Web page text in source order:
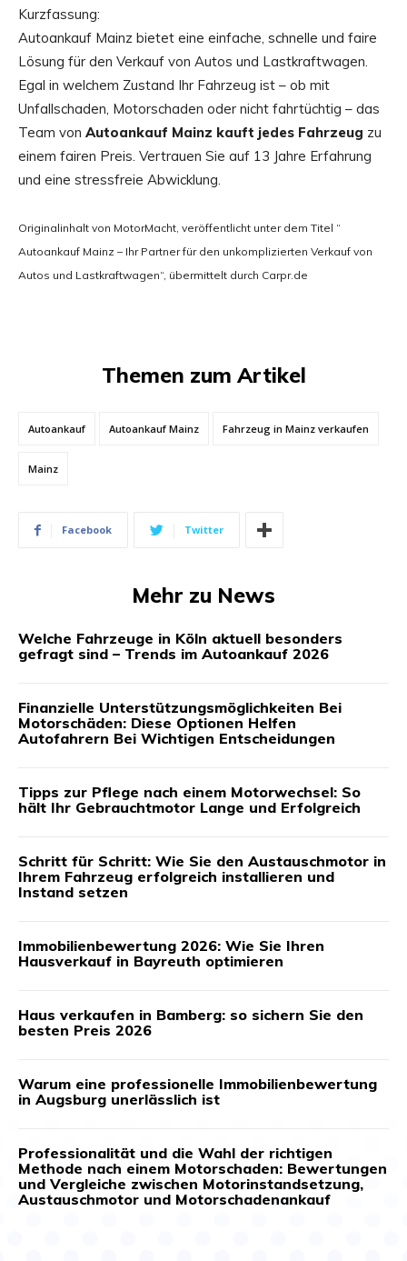
Kurzfassung:
Autoankauf Mainz bietet eine einfache, schnelle und faire
Lösung für den Verkauf von Autos und Lastkraftwagen.
Egal in welchem Zustand Ihr Fahrzeug ist – ob mit
Unfallschaden, Motorschaden oder nicht fahrtüchtig – das
Team von Autoankauf Mainz kauft jedes Fahrzeug zu
einem fairen Preis. Vertrauen Sie auf 13 Jahre Erfahrung
und eine stressfreie Abwicklung.
Originalinhalt von MotorMacht, veröffentlicht unter dem Titel “
Autoankauf Mainz – Ihr Partner für den unkomplizierten Verkauf von
Autos und Lastkraftwagen“, übermittelt durch Carpr.de
Themen zum Artikel
Autoankauf Autoankauf Mainz Fahrzeug in Mainz verkaufen
Mainz
Facebook Twitter
Mehr zu News
Welche Fahrzeuge in Köln aktuell besonders
gefragt sind – Trends im Autoankauf 2026
Finanzielle Unterstützungsmöglichkeiten Bei
Motorschäden: Diese Optionen Helfen
Autofahrern Bei Wichtigen Entscheidungen
Tipps zur Pflege nach einem Motorwechsel: So
hält Ihr Gebrauchtmotor Lange und Erfolgreich
Schritt für Schritt: Wie Sie den Austauschmotor in
Ihrem Fahrzeug erfolgreich installieren und
Instand setzen
Immobilienbewertung 2026: Wie Sie Ihren
Hausverkauf in Bayreuth optimieren
Haus verkaufen in Bamberg: so sichern Sie den
besten Preis 2026
Warum eine professionelle Immobilienbewertung
in Augsburg unerlässlich ist
Professionalität und die Wahl der richtigen
Methode nach einem Motorschaden: Bewertungen
und Vergleiche zwischen Motorinstandsetzung,
Austauschmotor und Motorschadenankauf